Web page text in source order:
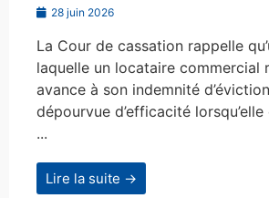
28 juin 2026
La Cour de cassation rappelle
laquelle un locataire commercial
avance à son indemnité
dépourvue d’efficacité
...
Lire la suite →